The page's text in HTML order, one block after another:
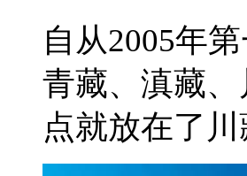
自从2005年
青藏、滇藏
点就放在了